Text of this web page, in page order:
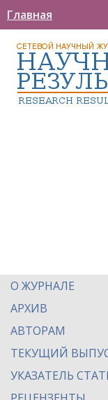
Главная
О ЖУРНАЛЕ
АРХИВ
АВТОРАМ
ТЕКУЩИЙ
УКАЗАТЕЛЬ